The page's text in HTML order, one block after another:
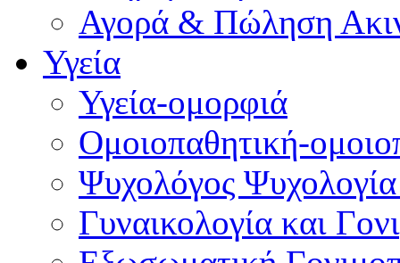
Αγορά & Πώληση
Υγεία
Υγεία-ομορφιά
Ομοιοπαθητική-
Ψυχολόγος
Γυναικολογία και